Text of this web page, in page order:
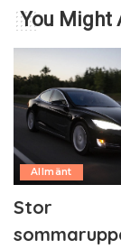
You Might
Allmänt
Stor